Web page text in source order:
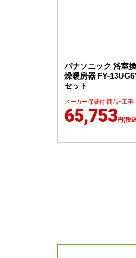
パナソニック 浴室
燥暖房器 FY-
セット
メーカー保証付!商品+工事
65,753円(税